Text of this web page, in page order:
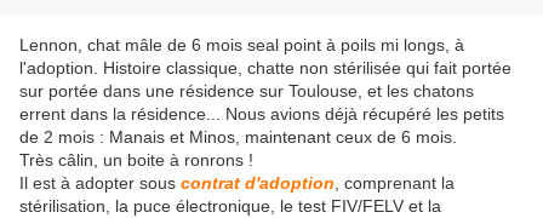
Lennon, chat mâle de 6 mois seal point à poils mi longs, à
l'adoption. Histoire classique, chatte non stérilisée qui fait portée
sur portée dans une résidence sur Toulouse, et les chatons
errent dans la résidence... Nous avions déjà récupéré les petits
de 2 mois : Manais et Minos, maintenant ceux de 6 mois.
Très câlin, un boite à ronrons !
Il est à adopter sous contrat d'adoption , comprenant la
stérilisation, la puce électronique, le test FIV/FELV et la